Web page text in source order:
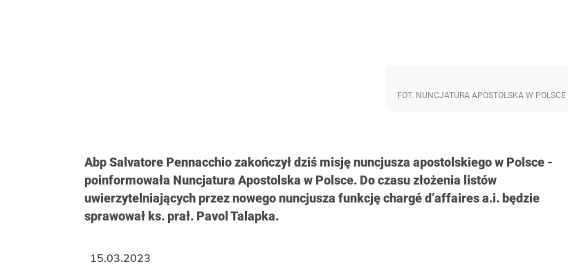
Abp Salvatore Pennacchio zakończył dziś misję nuncjusza apostolskiego w Polsce -
poinformowała Nuncjatura Apostolska w Polsce. Do czasu złożenia listów
uwierzytelniających przez nowego nuncjusza funkcję chargé d’affaires a.i. będzie
sprawował ks. prał. Pavol Talapka.
FOT. NUNCJATURA APOSTOLSKA W POLSCE
15.03.2023